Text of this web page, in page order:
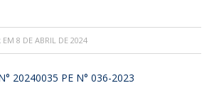
EM 8 DE ABRIL DE 2024
20240035 PE N° 036-2023